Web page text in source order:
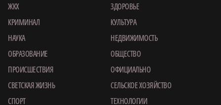
ЖКХ
ЗДОРОВЬЕ
КРИМИНАЛ
КУЛЬТУРА
НАУКА
НЕДВИЖИМОСТЬ
ОБРАЗОВАНИЕ
ОБЩЕСТВО
ПРОИСШЕСТВИЯ
ОФИЦИАЛЬНО
СВЕТСКАЯ ЖИЗНЬ
СЕЛЬСКОЕ ХОЗЯЙСТВО
СПОРТ
ТЕХНОЛОГИИ